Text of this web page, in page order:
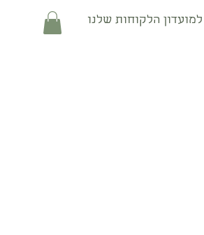
הלקוחות שלנו